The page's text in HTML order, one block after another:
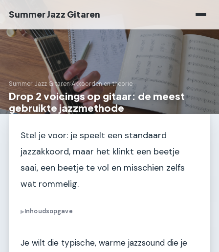
Summer Jazz Gitaren
Summer Jazz Gitaren›Akkoorden en theorie
Drop 2 voicings op gitaar: de meest
gebruikte jazzmethode
Stel je voor: je speelt een standaard
jazzakkoord, maar het klinkt een beetje
saai, een beetje te vol en misschien zelfs
wat rommelig.
▶Inhoudsopgave
Je wilt die typische, warme jazzsound die je